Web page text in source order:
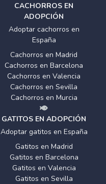
CACHORROS EN
ADOPCIÓN
Adoptar cachorros en
España
Cachorros en Madrid
Cachorros en Barcelona
Cachorros en Valencia
Cachorros en Sevilla
Cachorros en Murcia
GATITOS EN ADOPCIÓN
Adoptar gatitos en España
Gatitos en Madrid
Gatitos en Barcelona
Gatitos en Valencia
Gatitos en Sevilla